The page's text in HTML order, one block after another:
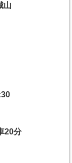
山
20分